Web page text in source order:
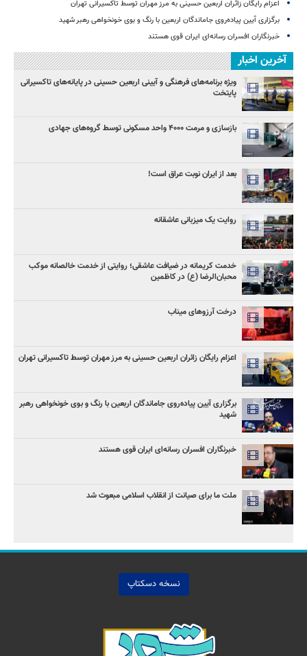
اعزام رایگان زائران اربعین حسینی به مرز مهران توسط تاکسیرانی تهران
برگزاری آیین پیاده‌روی جاماندگان اربعین با رنگ و بوی خونخواهی رهبر شهید
خبرنگاران افسران رسانه‌ای ایران قوی هستند
آخرین اخبار
ویژه برنامه‌های فرهنگی و آیینی اربعین حسینی در پایانه‌های تاکسیرانی
پایتخت
بازسازی و مرمت ۴۰۰۰ واحد مسکونی توسط گروه‌های جهادی
بعد از ایران نوبت عراق است!
روایت یک میزبانی عاشقانه
خدمت کریمانه در ضیافت عاشقی؛ روایتی از خدمت خالصانه موکب
محبان‌الرضا (ع) در کاظمین
درخت آرزوهای میناب
اعزام رایگان زائران اربعین حسینی به مرز مهران توسط تاکسیرانی تهران
برگزاری آیین پیاده‌روی جاماندگان اربعین با رنگ و بوی خونخواهی رهبر
شهید
خبرنگاران افسران رسانه‌ای ایران قوی هستند
ملت ما برای صیانت از انقلاب اسلامی مبعوث شد
نسخه دسکتاپ